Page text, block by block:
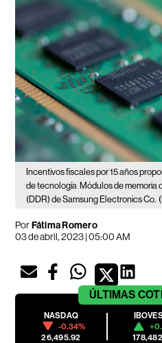
Incentivos fiscales por 15 años
de tecnología Módulos de memoria
(DDR) de Samsung Electronics Co.
PorFátima Romero
03 de abril, 2023 | 05:00 AM
ÚLTIMAS
NASDAQ
-0.34%
26,495.92